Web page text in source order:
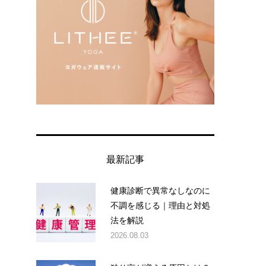
最新記事
健康診断で異常なしなのに
不調を感じる｜理由と対処
法を解説
2026.08.03